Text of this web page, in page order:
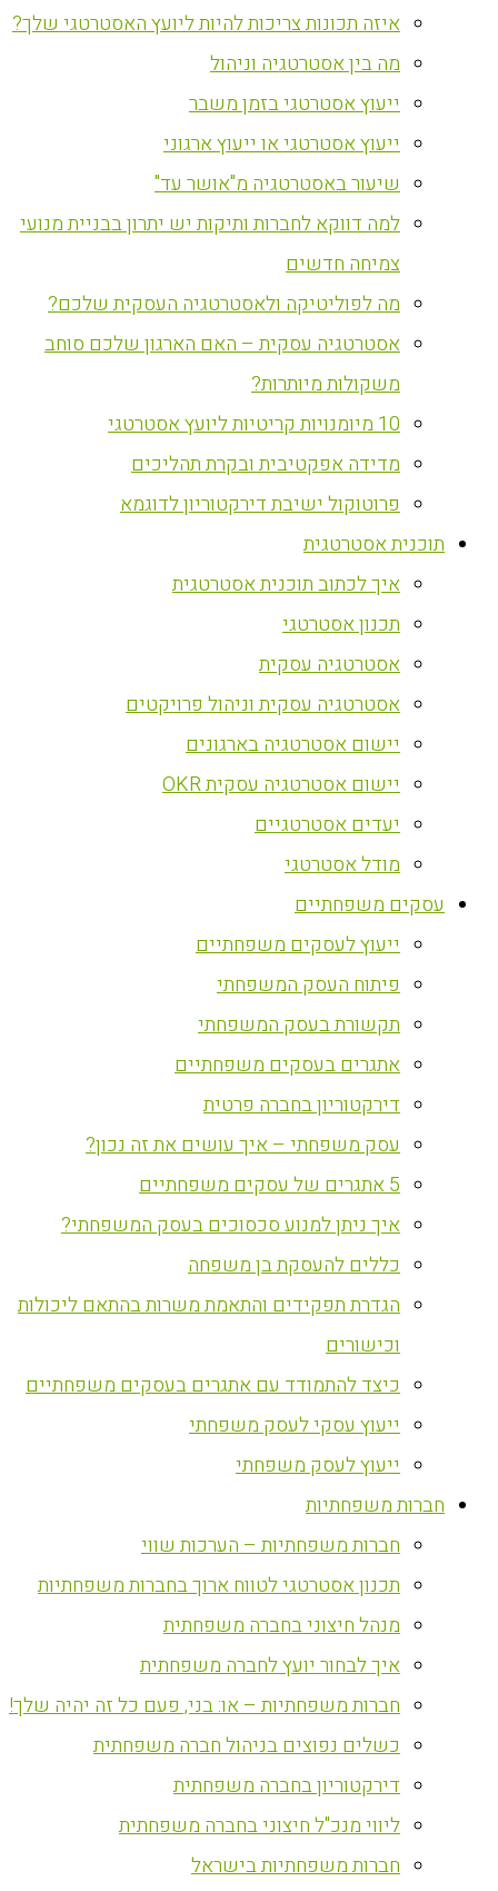
איזה תכונות צריכות להיות ליועץ האסטרטגי שלך?
מה בין אסטרטגיה וניהול
ייעוץ אסטרטגי בזמן משבר
ייעוץ אסטרטגי או ייעוץ ארגוני
שיעור באסטרטגיה מ"אושר עד"
למה דווקא לחברות ותיקות יש יתרון בבניית מנועי
צמיחה חדשים
מה לפוליטיקה ולאסטרטגיה העסקית שלכם?
אסטרטגיה עסקית – האם הארגון שלכם סוחב
משקולות מיותרות?
10 מיומנויות קריטיות ליועץ אסטרטגי
מדידה אפקטיבית ובקרת תהליכים
פרוטוקול ישיבת דירקטוריון לדוגמא
‏תוכנית אסטרטגית
איך לכתוב תוכנית אסטרטגית
תכנון אסטרטגי
אסטרטגיה עסקית
אסטרטגיה עסקית וניהול פרויקטים
יישום אסטרטגיה בארגונים
יישום אסטרטגיה עסקית OKR
יעדים אסטרטגיים
מודל אסטרטגי
עסקים משפחתיים
ייעוץ לעסקים משפחתיים
פיתוח העסק המשפחתי
תקשורת בעסק המשפחתי
אתגרים בעסקים משפחתיים
דירקטוריון בחברה פרטית
עסק משפחתי – איך עושים את זה נכון?
5 אתגרים של עסקים משפחתיים
איך ניתן למנוע סכסוכים בעסק המשפחתי?
כללים להעסקת בן משפחה
הגדרת תפקידים והתאמת משרות בהתאם ליכולות
וכישורים
כיצד להתמודד עם אתגרים בעסקים משפחתיים
ייעוץ עסקי לעסק משפחתי
ייעוץ לעסק משפחתי
חברות משפחתיות
חברות משפחתיות – הערכות שווי
תכנון אסטרטגי לטווח ארוך בחברות משפחתיות
מנהל חיצוני בחברה משפחתית
איך לבחור יועץ לחברה משפחתית
חברות משפחתיות – או: בני, פעם כל זה יהיה שלך!
כשלים נפוצים בניהול חברה משפחתית
דירקטוריון בחברה משפחתית
ליווי מנכ"ל חיצוני בחברה משפחתית
חברות משפחתיות בישראל